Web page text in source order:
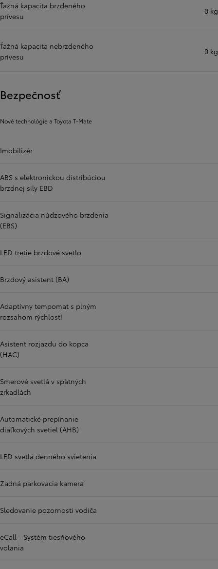
Ťažná kapacita brzdeného
prívesu
0 kg
Ťažná kapacita nebrzdeného
prívesu
0 kg
Bezpečnosť
Nové technológie a Toyota T-Mate
Imobilizér
ABS s elektronickou distribúciou
brzdnej sily EBD
Signalizácia núdzového brzdenia
(EBS)
LED tretie brzdové svetlo
Brzdový asistent (BA)
Adaptívny tempomat s plným
rozsahom rýchlostí
Asistent rozjazdu do kopca
(HAC)
Smerové svetlá v spätných
zrkadlách
Automatické prepínanie
diaľkových svetiel (AHB)
LED svetlá denného svietenia
Zadná parkovacia kamera
Sledovanie pozornosti vodiča
eCall - Systém tiesňového
volania